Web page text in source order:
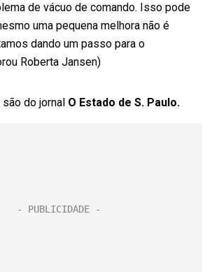
de vácuo de comando. Isso pode
uma pequena melhora não é
dando um passo para o
Roberta Jansen)
do jornal O Estado de S. Paulo.